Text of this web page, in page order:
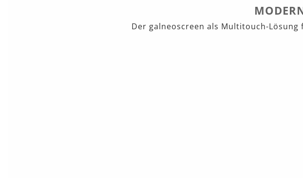
Der galneoscreen als Multitouch-